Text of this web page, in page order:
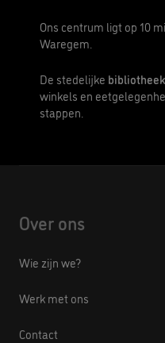
Ons centrum ligt op 10
Waregem.
De stedelijke bibliotheek
winkels en
stappen.
Over ons
Wie zijn we?
Werk met ons
Contact